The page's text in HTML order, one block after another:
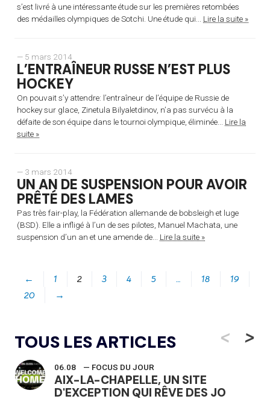
s’est livré à une intéressante étude sur les premières retombées
des médailles olympiques de Sotchi. Une étude qui... Lire la suite »
— 5 mars 2014
L’ENTRAÎNEUR RUSSE N’EST PLUS
HOCKEY
On pouvait s’y attendre: l’entraîneur de l’équipe de Russie de
hockey sur glace, Zinetula Bilyaletdinov, n’a pas survécu à la
défaite de son équipe dans le tournoi olympique, éliminée... Lire la
suite »
— 3 mars 2014
UN AN DE SUSPENSION POUR AVOIR
PRÊTÉ DES LAMES
Pas très fair-play, la Fédération allemande de bobsleigh et luge
(BSD). Elle a infligé à l’un de ses pilotes, Manuel Machata, une
suspension d’un an et une amende de... Lire la suite »
← 1 2 3 4 5 … 18
19
20
→
TOUS LES ARTICLES <
06.08 — FOCUS DU JOUR
AIX-LA-CHAPELLE, UN SITE
D'EXCEPTION QUI RÊVE DES JO
>